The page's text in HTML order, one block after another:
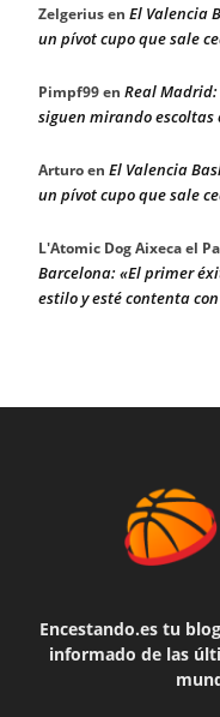
Zelgeriusen El Valencia
un pívot cupo que sale
Pimpf99en Real
siguen mirando escoltas
Arturoen El Valencia
un pívot cupo que sale
L'Atomic Dog Aixeca el
Barcelona: «El primer
estilo y esté contenta
Encestando.es tu
informado de las